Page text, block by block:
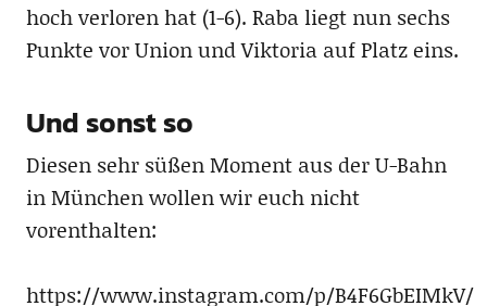
hoch verloren hat (1-6). Raba liegt nun sechs
Punkte vor Union und Viktoria auf Platz eins.
Und sonst so
Diesen sehr süßen Moment aus der U-Bahn
in München wollen wir euch nicht
vorenthalten:
https://www.instagram.com/p/B4F6GbEIMkV/